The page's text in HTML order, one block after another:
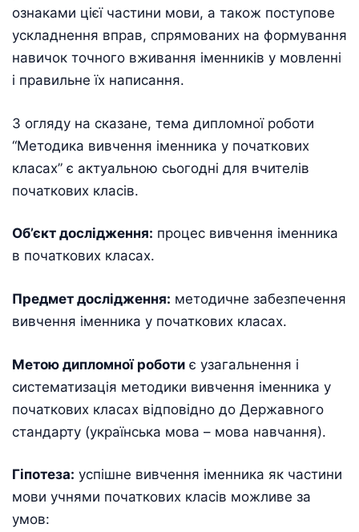
ознаками цієї частини мови, а також поступове
ускладнення вправ, спрямованих на формування
навичок точного вживання іменників у мовленні
і правильне їх написання.
З огляду на сказане, тема дипломної роботи
“Методика вивчення іменника у початкових
класах” є актуальною сьогодні для вчителів
початкових класів.
Об’єкт дослідження: процес вивчення іменника
в початкових класах.
Предмет дослідження: методичне забезпечення
вивчення іменника у початкових класах.
Метою дипломної роботи є узагальнення і
систематизація методики вивчення іменника у
початкових класах відповідно до Державного
стандарту (українська мова – мова навчання).
Гіпотеза: успішне вивчення іменника як частини
мови учнями початкових класів можливе за
умов: